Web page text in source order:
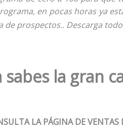
en pocas horas ya
de prospectos.. Descarga
sabes la gran
LA PÁGINA DE VENTAS